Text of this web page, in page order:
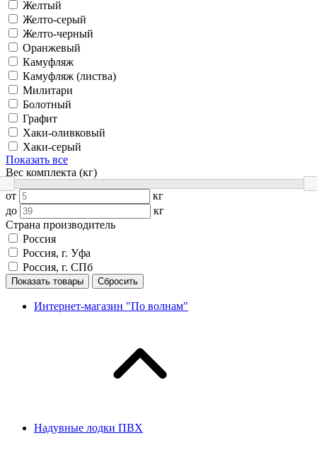
Желтый
Желто-серый
Желто-черный
Оранжевый
Камуфляж
Камуфляж (листва)
Милитари
Болотный
Графит
Хаки-оливковый
Хаки-серый
Показать все
Вес комплекта (кг)
от
кг
до
кг
Страна производитель
Россия
Россия, г. Уфа
Россия, г. СПб
Показать товары Сбросить
Интернет-магазин "По волнам"
Надувные лодки ПВХ